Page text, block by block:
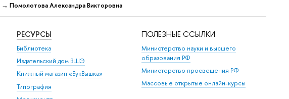
→ Помолотова Александра Викторовна
РЕСУРСЫ
Библиотека
Издательский дом ВШЭ
Книжный магазин «БукВышка»
Типография
ПОЛЕЗНЫЕ ССЫЛКИ
Министерство науки и высшего
образования РФ
Министерство просвещения РФ
Массовые открытые онлайн-курсы